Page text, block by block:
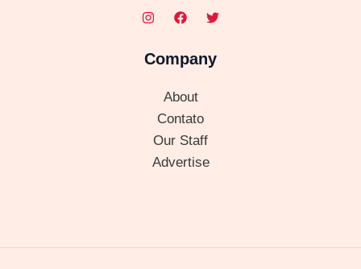
Company
About
Contato
Our Staff
Advertise